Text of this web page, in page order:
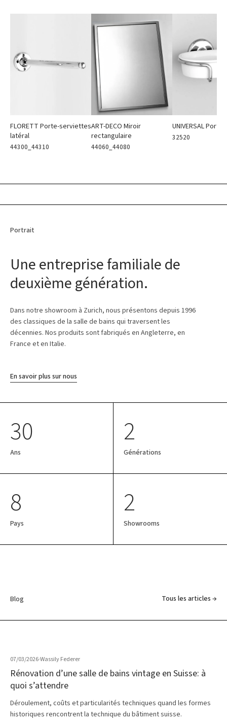
FLORETT Porte-serviettes
latéral
44300_44310
ART-DECO Miroir
rectangulaire
44060_44080
UNIVERSAL
32520
Portrait
Une entreprise familiale de
deuxième génération.
Dans notre showroom à Zurich, nous présentons depuis 1996
des classiques de la salle de bains qui traversent les
décennies. Nos produits sont fabriqués en Angleterre, en
France et en Italie.
En savoir plus sur nous
30
Ans
2
Générations
8
Pays
2
Showrooms
Blog Tous les articles →
07/03/2026·Wassily Federer
Rénovation d’une salle de bains vintage en Suisse: à
quoi s’attendre
Déroulement, coûts et particularités techniques quand les formes
historiques rencontrent la technique du bâtiment suisse.